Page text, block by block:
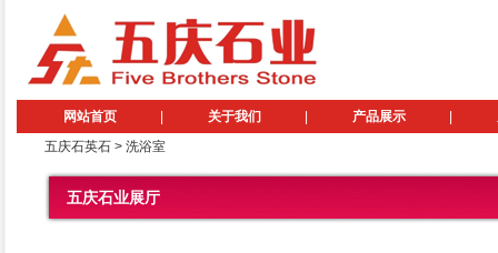
网站首页 关于我们 产品展示
五庆石英石 > 洗浴室
五庆石业展厅